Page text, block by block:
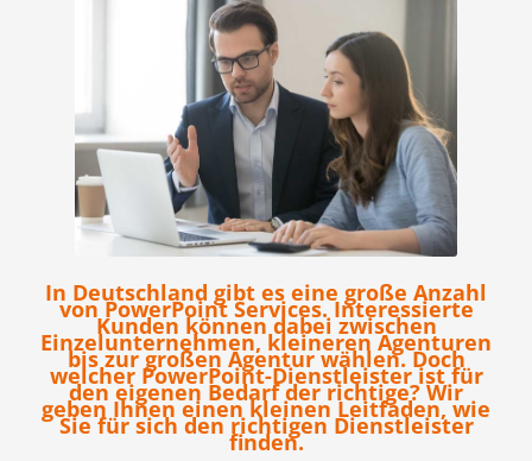
In Deutschland gibt es eine große Anzahl
von PowerPoint Services. Interessierte
Kunden können dabei zwischen
Einzelunternehmen, kleineren Agenturen
bis zur großen Agentur wählen. Doch
welcher PowerPoint-Dienstleister ist für
den eigenen Bedarf der richtige? Wir
geben Ihnen einen kleinen Leitfaden, wie
Sie für sich den richtigen Dienstleister
finden.